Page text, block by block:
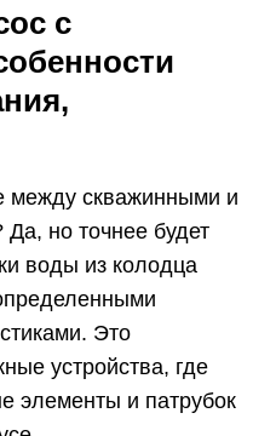
с
между скважинными и
но точнее будет
воды из колодца
Это
устройства, где
элементы и патрубок